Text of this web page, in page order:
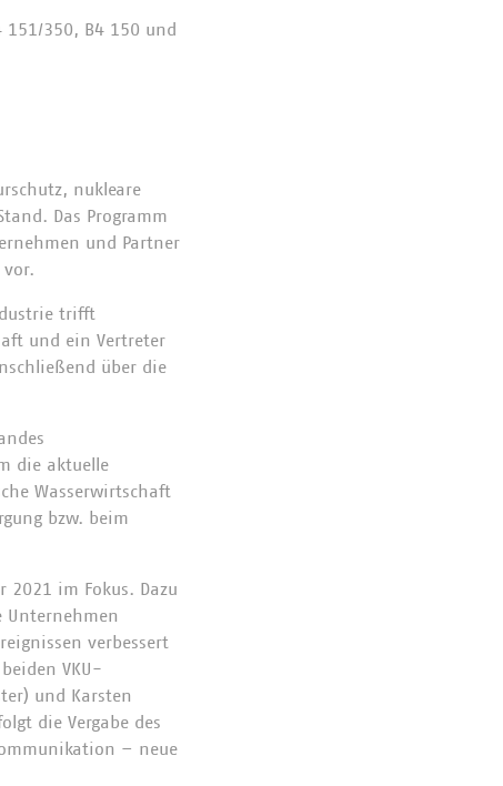
151/350, B4 150 und
nukleare
Das Programm
und Partner
vor.
trifft
und ein Vertreter
über die
die aktuelle
Wasserwirtschaft
bzw. beim
2021 im Fokus. Dazu
Unternehmen
verbessert
VKU-
und Karsten
die Vergabe des
– neue